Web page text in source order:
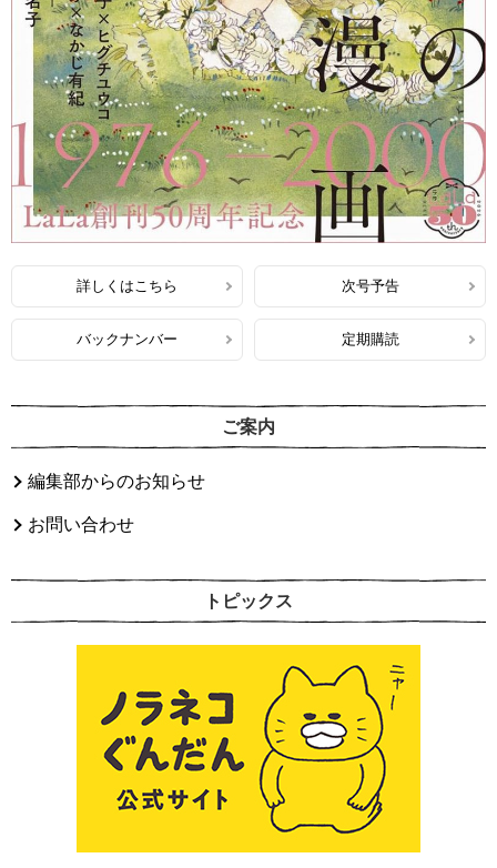
詳しくはこちら 次号予告
バックナンバー 定期購読
ご案内
編集部からのお知らせ
お問い合わせ
トピックス